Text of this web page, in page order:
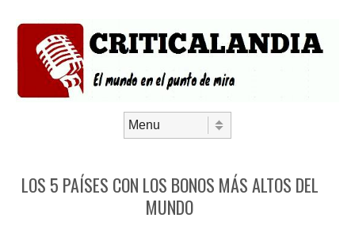
LOS 5 PAÍSES CON LOS BONOS MÁS ALTOS DEL
MUNDO